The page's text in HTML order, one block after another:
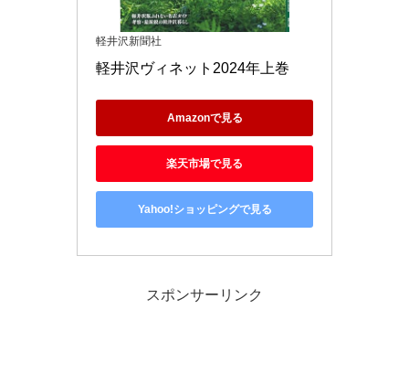
軽井沢新聞社
軽井沢ヴィネット2024年上巻
Amazonで見る
楽天市場で見る
Yahoo!ショッピングで見る
スポンサーリンク